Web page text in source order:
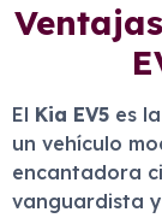
El Kia EV5 es
un vehículo
encantadora
vanguardista